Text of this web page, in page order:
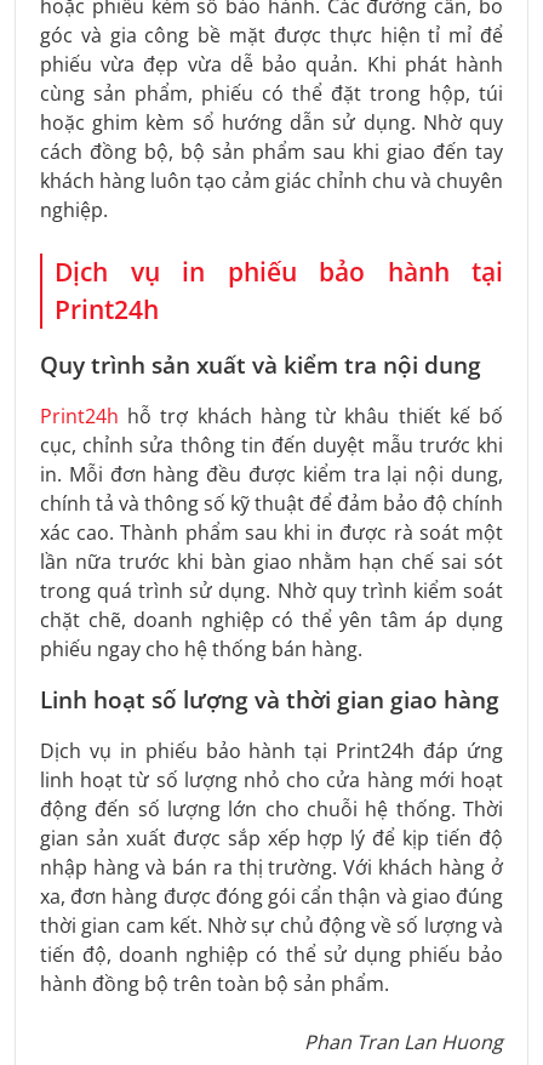
hoặc phiếu kèm sổ bảo hành. Các đường cấn, bo
góc và gia công bề mặt được thực hiện tỉ mỉ để
phiếu vừa đẹp vừa dễ bảo quản. Khi phát hành
cùng sản phẩm, phiếu có thể đặt trong hộp, túi
hoặc ghim kèm sổ hướng dẫn sử dụng. Nhờ quy
cách đồng bộ, bộ sản phẩm sau khi giao đến tay
khách hàng luôn tạo cảm giác chỉnh chu và chuyên
nghiệp.
Dịch vụ in phiếu bảo hành tại
Print24h
Quy trình sản xuất và kiểm tra nội dung
Print24h hỗ trợ khách hàng từ khâu thiết kế bố
cục, chỉnh sửa thông tin đến duyệt mẫu trước khi
in. Mỗi đơn hàng đều được kiểm tra lại nội dung,
chính tả và thông số kỹ thuật để đảm bảo độ chính
xác cao. Thành phẩm sau khi in được rà soát một
lần nữa trước khi bàn giao nhằm hạn chế sai sót
trong quá trình sử dụng. Nhờ quy trình kiểm soát
chặt chẽ, doanh nghiệp có thể yên tâm áp dụng
phiếu ngay cho hệ thống bán hàng.
Linh hoạt số lượng và thời gian giao hàng
Dịch vụ in phiếu bảo hành tại Print24h đáp ứng
linh hoạt từ số lượng nhỏ cho cửa hàng mới hoạt
động đến số lượng lớn cho chuỗi hệ thống. Thời
gian sản xuất được sắp xếp hợp lý để kịp tiến độ
nhập hàng và bán ra thị trường. Với khách hàng ở
xa, đơn hàng được đóng gói cẩn thận và giao đúng
thời gian cam kết. Nhờ sự chủ động về số lượng và
tiến độ, doanh nghiệp có thể sử dụng phiếu bảo
hành đồng bộ trên toàn bộ sản phẩm.
Phan Tran Lan Huong